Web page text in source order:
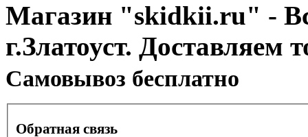
Магазин "skidkii.ru" -
г.Златоуст.
Cамовывоз бесплатно
Обратная связь